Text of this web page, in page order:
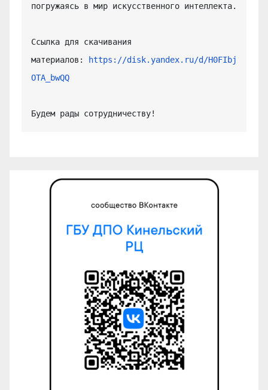
погружаясь в мир искусственного интеллекта.
Ссылка для скачивания
материалов:
https://disk.yandex.ru/d/H0FIbj
OTA_bwQQ
Будем рады сотрудничеству!